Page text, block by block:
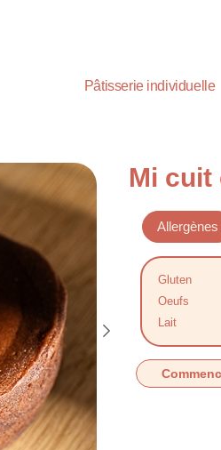
Pâtisserie individuelle
Mi cuit
Allergènes
Gluten
Oeufs
Lait